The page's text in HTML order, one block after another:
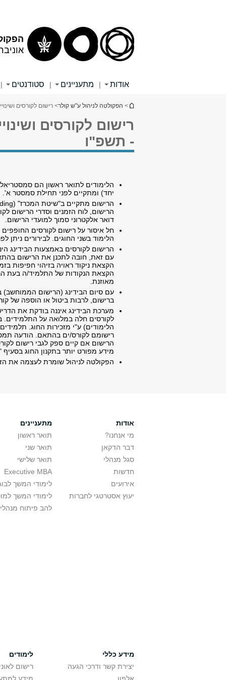
אודות | מתעניינים | סטודנטים |
הינך נמצא כאן
> הפקולטה לניהול ע"ש קולר> רישום לקורסים
רישום לקורסים
- תשפ"ו
הלימודים לתואר ראשון הם
יחד) ומתקיים לפני תחילת סמסטר
הרישום מתקיים ב"שיטת המכרז" (
הרישום, לוח הזמנים וסדרי הרישום
דואר אלקטרוני סמוך למועדי הרישום.
חל איסור על רישום לקורסים
הלימוד בשני החוגים. לבירורים ניתן
הרישום לקורסים באמצעות הבידינג
עם זאת, חובה לתכנן את הרישום
הקצאת ניקוד ראויה בזיהוי חפיפות
הקצאת הנקודות של התלמיד/ה בעת
מאוזנת
עם סיום הבידינג (הרישום הממוחשב)
ברישום, לרבות ביטול או הוספה של
מערכת הבידינג איננה בודקת את
לקורסים חלה במלואה על
הלימודים) ע"י מזכירות החוג.
רישומם לקורס/ים בהתאם. הודעה
הרישום אם קיים ספק לגבי רישום
מידע מפורט יותר בתקנון החוג
הפקולטה לניהול שומרת לעצמה את
אודות
מי אנחנו?
דבר הדקאן
סגל מנהלי
חדשות
אירועים
יעוץ אסטרטגי לחברות
מתעניינים
תואר ראשון
תואר שני
תואר שלישי
Executive MBA
לימודי המשך
לימודי המשך
להב פיתוח
מידע כללי
יצירת קשר ודרכי הגעה
לימודים
רישום